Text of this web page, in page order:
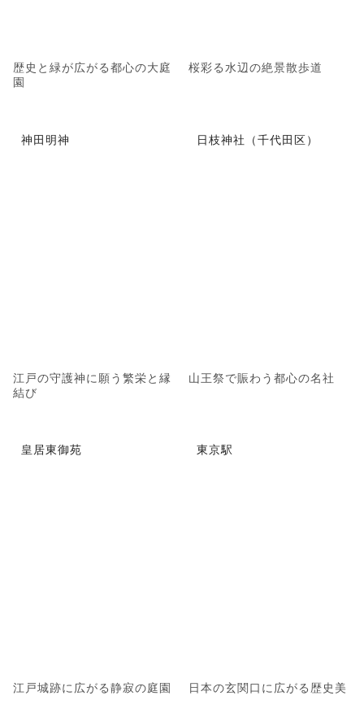
歴史と緑が広がる都心の大庭
園
桜彩る水辺の絶景散歩道
神田明神
江戸の守護神に願う繁栄と縁
結び
日枝神社（千代田区）
山王祭で賑わう都心の名社
皇居東御苑
江戸城跡に広がる静寂の庭園
東京駅
日本の玄関口に広がる歴史美